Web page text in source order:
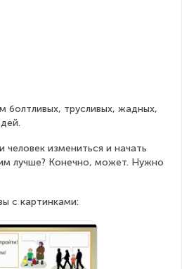
болтливых, трусливых, жадных,
измениться и начать
лучше? Конечно, может. Нужно
с картинками: